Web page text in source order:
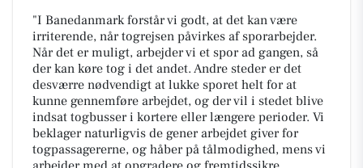
"I Banedanmark forstår vi godt, at det kan være
irriterende, når togrejsen påvirkes af sporarbejder.
Når det er muligt, arbejder vi et spor ad gangen, så
der kan køre tog i det andet. Andre steder er det
desværre nødvendigt at lukke sporet helt for at
kunne gennemføre arbejdet, og der vil i stedet blive
indsat togbusser i kortere eller længere perioder. Vi
beklager naturligvis de gener arbejdet giver for
togpassagererne, og håber på tålmodighed, mens vi